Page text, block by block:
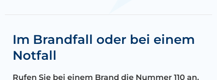
Im Brandfall oder bei einem
Notfall
Rufen Sie bei einem Brand die Nummer 110 an.